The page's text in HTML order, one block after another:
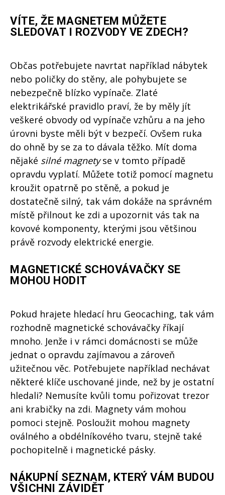
VÍTE, ŽE MAGNETEM MŮŽETE
SLEDOVAT I ROZVODY VE ZDECH?
Občas potřebujete navrtat například nábytek
nebo poličky do stěny, ale pohybujete se
nebezpečně blízko vypínače. Zlaté
elektrikářské pravidlo praví, že by měly jít
veškeré obvody od vypínače vzhůru a na jeho
úrovni byste měli být v bezpečí. Ovšem ruka
do ohně by se za to dávala těžko. Mít doma
nějaké silné magnetyse v tomto případě
opravdu vyplatí. Můžete totiž pomocí magnetu
kroužit opatrně po stěně, a pokud je
dostatečně silný, tak vám dokáže na správném
místě přilnout ke zdi a upozornit vás tak na
kovové komponenty, kterými jsou většinou
právě rozvody elektrické energie.
MAGNETICKÉ SCHOVÁVAČKY SE
MOHOU HODIT
Pokud hrajete hledací hru Geocaching, tak vám
rozhodně magnetické schovávačky říkají
mnoho. Jenže i v rámci domácnosti se může
jednat o opravdu zajímavou a zároveň
užitečnou věc. Potřebujete například nechávat
některé klíče uschované jinde, než by je ostatní
hledali? Nemusíte kvůli tomu pořizovat trezor
ani krabičky na zdi. Magnety vám mohou
pomoci stejně. Posloužit mohou magnety
oválného a obdélníkového tvaru, stejně také
pochopitelně i magnetické pásky.
NÁKUPNÍ SEZNAM, KTERÝ VÁM BUDOU
VŠICHNI ZÁVIDĚT